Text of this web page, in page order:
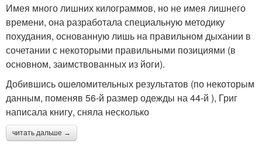
Имея много лишних килограммов, но не имея лишнего
времени, она разработала специальную методику
похудания, основанную лишь на правильном дыхании в
сочетании с некоторыми правильными позициями (в
основном, заимствованных из йоги).
Добившись ошеломительных результатов (по некоторым
данным, поменяв 56-й размер одежды на 44-й ), Григ
написала книгу, сняла несколько
читать дальше →